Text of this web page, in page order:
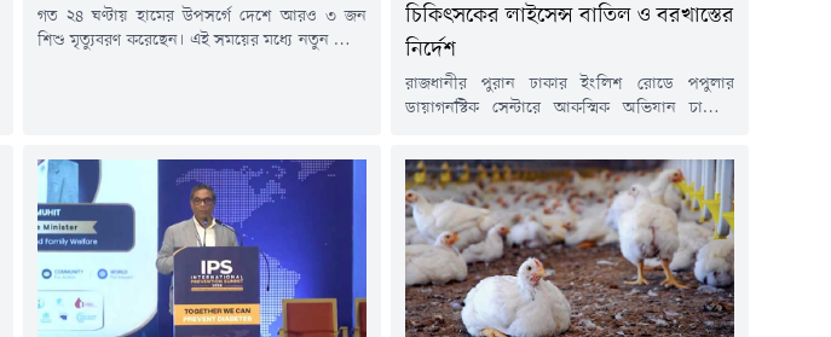
গত ২৪ ঘণ্টায় হামের উপসর্গে দেশে আরও ৩ জন
শিশু মৃত্যুবরণ করেছেন। এই সময়ের মধ্যে নতুন রোগী
চিকিৎসকের লাইসেন্স বাতিল ও বরখাস্তের
নির্দেশ
রাজধানীর পুরান ঢাকার ইংলিশ রোডে পপুলার
ডায়াগনস্টিক সেন্টারে আকস্মিক অভিযান চালিয়ে
অভিযোগে নরসিংদীর বেলাব উপজেলা স্বাস্থ্য
কমপ্লেক্সের চিকিৎসক ডা. মইনুল হাসান চিশতীকে
হাতেনাতে শনাক্ত করেছেন স্বাস্থ্যমন্ত্রী সরদার মো.
সাখাওয়াত হোসেন। এ ঘটনায় ওই চিকিৎসকের
নিবন্ধন বাতিল এবং সরকারি চাকরি থেকে বরখাস্তের
নির্দেশ দিয়েছেন মন্ত্রী।বৃহস্পতিবার...